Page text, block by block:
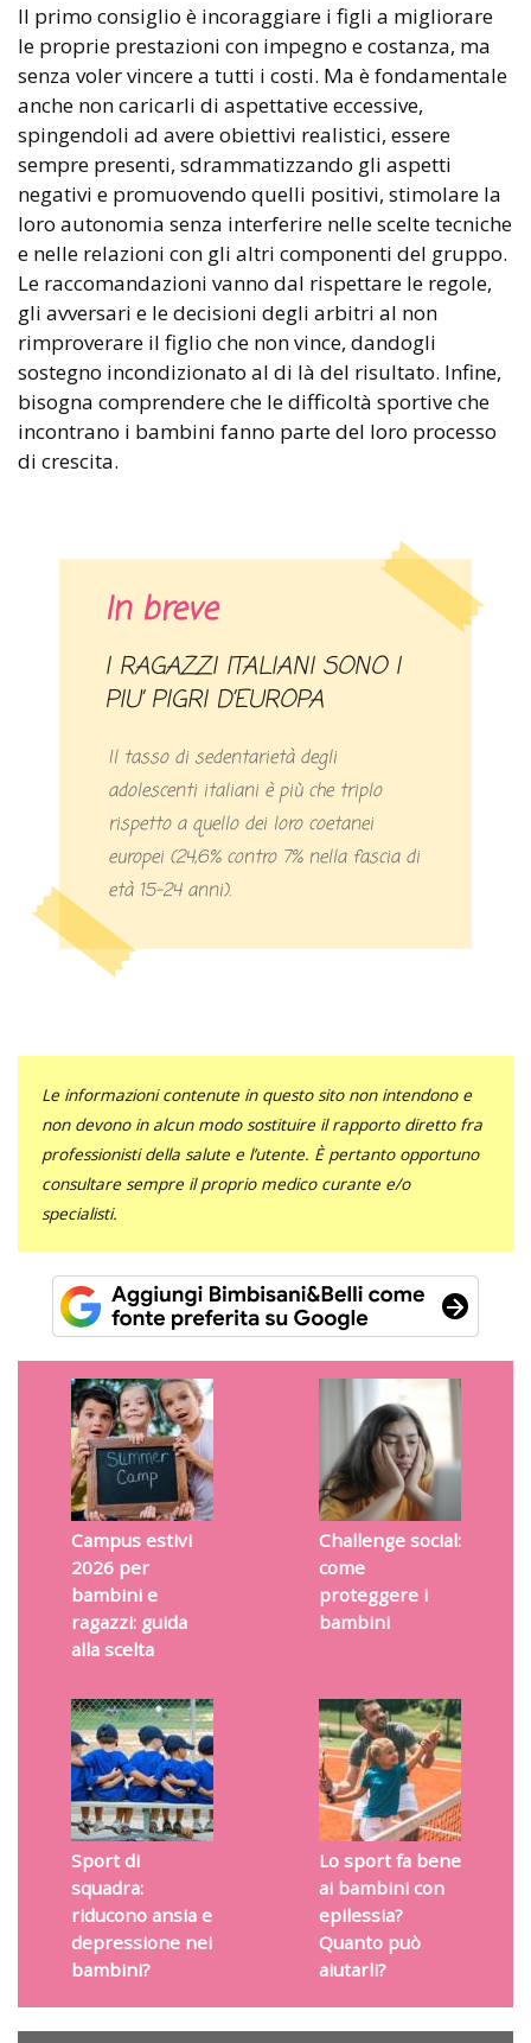
Il primo consiglio è incoraggiare i figli a migliorare
le proprie prestazioni con impegno e costanza, ma
senza voler vincere a tutti i costi. Ma è fondamentale
anche non caricarli di aspettative eccessive,
spingendoli ad avere obiettivi realistici, essere
sempre presenti, sdrammatizzando gli aspetti
negativi e promuovendo quelli positivi, stimolare la
loro autonomia senza interferire nelle scelte tecniche
e nelle relazioni con gli altri componenti del gruppo.
Le raccomandazioni vanno dal rispettare le regole,
gli avversari e le decisioni degli arbitri al non
rimproverare il figlio che non vince, dandogli
sostegno incondizionato al di là del risultato. Infine,
bisogna comprendere che le difficoltà sportive che
incontrano i bambini fanno parte del loro processo
di crescita.
In breve
I RAGAZZI ITALIANI SONO I
PIU’ PIGRI D’EUROPA
Il tasso di sedentarietà degli
adolescenti italiani è più che triplo
rispetto a quello dei loro coetanei
europei (24,6% contro 7% nella fascia di
età 15-24 anni).
Le informazioni contenute in questo sito non intendono e
non devono in alcun modo sostituire il rapporto diretto fra
professionisti della salute e l’utente. È pertanto opportuno
consultare sempre il proprio medico curante e/o
specialisti.
Campus estivi
2026 per
bambini e
ragazzi: guida
alla scelta
Challenge social:
come
proteggere i
bambini
Sport di
squadra:
riducono ansia e
depressione nei
bambini?
Lo sport fa bene
ai bambini con
epilessia?
Quanto può
aiutarli?